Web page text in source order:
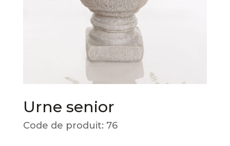
Urne senior
Code de produit: 76